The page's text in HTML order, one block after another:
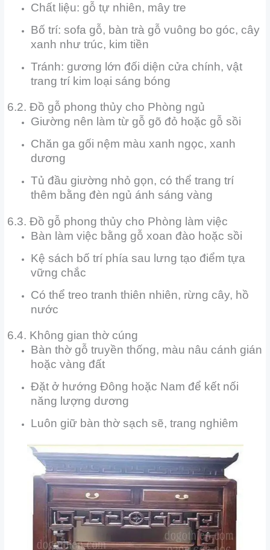
Chất liệu: gỗ tự nhiên, mây tre
Bố trí: sofa gỗ, bàn trà gỗ vuông bo góc, cây
xanh như trúc, kim tiền
Tránh: gương lớn đối diện cửa chính, vật
trang trí kim loại sáng bóng
6.2. Đồ gỗ phong thủy cho Phòng ngủ
Giường nên làm từ gỗ gõ đỏ hoặc gỗ sồi
Chăn ga gối nệm màu xanh ngọc, xanh
dương
Tủ đầu giường nhỏ gọn, có thể trang trí
thêm bằng đèn ngủ ánh sáng vàng
6.3. Đồ gỗ phong thủy cho Phòng làm việc
Bàn làm việc bằng gỗ xoan đào hoặc sồi
Kệ sách bố trí phía sau lưng tạo điểm tựa
vững chắc
Có thể treo tranh thiên nhiên, rừng cây, hồ
nước
6.4. Không gian thờ cúng
Bàn thờ gỗ truyền thống, màu nâu cánh gián
hoặc vàng đất
Đặt ở hướng Đông hoặc Nam để kết nối
năng lượng dương
Luôn giữ bàn thờ sạch sẽ, trang nghiêm